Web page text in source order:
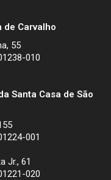
de Carvalho
55
010
Santa Casa de São
001
Jr., 61
020